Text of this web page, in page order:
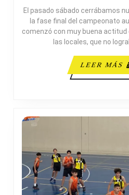
El pasado sábado cerrábamos
la fase final del campeonato
comenzó con muy buena
las locales, que no
LEER MÁS